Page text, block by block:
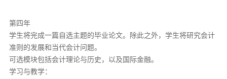
第四年
学生将完成一篇自选主题的毕业论文。除此之外，学生将研究会计
准则的发展和当代会计问题。
可选模块包括会计理论与历史，以及国际金融。
学习与教学：